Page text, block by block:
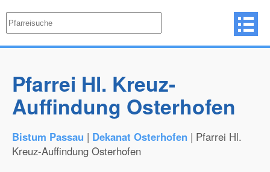
Pfarrei Hl. Kreuz-
Auffindung Osterhofen
Bistum Passau | Dekanat Osterhofen | Pfarrei Hl.
Kreuz-Auffindung Osterhofen